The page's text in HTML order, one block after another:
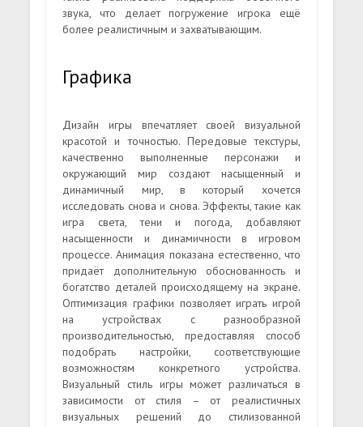
звука, что делает погружение игрока ещё
более реалистичным и захватывающим.
Графика
Дизайн игры впечатляет своей визуальной
красотой и точностью. Передовые текстуры,
качественно выполненные персонажи и
окружающий мир создают насыщенный и
динамичный мир, в который хочется
исследовать снова и снова. Эффекты, такие как
игра света, тени и погода, добавляют
насыщенности и динамичности в игровом
процессе. Анимация показана естественно, что
придаёт дополнительную обоснованность и
богатство деталей происходящему на экране.
Оптимизация графики позволяет играть игрой
на устройствах с разнообразной
производительностью, предоставляя способ
подобрать настройки, соответствующие
возможностям конкретного устройства.
Визуальный стиль игры может различаться в
зависимости от стиля – от реалистичных
визуальных решений до стилизованной